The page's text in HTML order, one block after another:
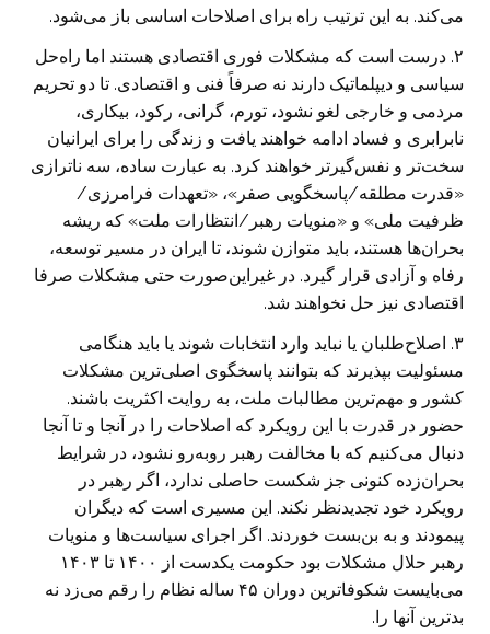
می‌کند. به این ترتیب راه برای اصلاحات اساسی باز می‌شود.
۲. درست است که مشکلات فوری اقتصادی هستند اما راه‌حل
سیاسی و دیپلماتیک دارند نه صرفاً فنی و اقتصادی. تا دو تحریم
مردمی و خارجی لغو نشود، تورم، گرانی، رکود، بیکاری،
نابرابری و فساد ادامه خواهند یافت و زندگی را برای ایرانیان
سخت‌تر و نفس‌گیرتر خواهند کرد. به عبارت ساده، سه ناترازی
«قدرت مطلقه/پاسخگویی صفر»، «تعهدات فرامرزی/
ظرفیت ملی» و «منویات رهبر/انتظارات ملت» که ریشه
بحران‌ها هستند، باید متوازن شوند، تا ایران در مسیر توسعه،
رفاه و آزادی قرار گیرد. در غیراین‌صورت حتی مشکلات صرفا
اقتصادی نیز حل نخواهند شد.
۳. اصلاح‌طلبان یا نباید وارد انتخابات شوند یا باید هنگامی
مسئولیت بپذیرند که بتوانند پاسخگوی اصلی‌ترین مشکلات
کشور و مهم‌ترین مطالبات ملت، به روایت اکثریت باشند.
حضور در قدرت با این رویکرد که اصلاحات را در آنجا و تا آنجا
دنبال می‌کنیم که با مخالفت رهبر روبه‌رو نشود، در شرایط
بحران‌زده کنونی جز شکست حاصلی ندارد، اگر رهبر در
رویکرد خود تجدیدنظر نکند. این مسیری است که دیگران
پیمودند و به بن‌بست خوردند. اگر اجرای سیاست‌ها و منویات
رهبر حلال مشکلات بود حکومت یکدست از ۱۴۰۰ تا ۱۴۰۳
می‌بایست شکوفاترین دوران ۴۵ ساله نظام را رقم می‌زد نه
بدترین آنها را.